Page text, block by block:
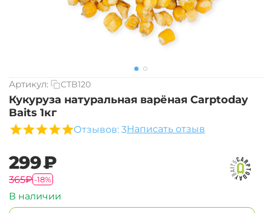
Артикул: CTB120
Кукуруза натуральная варёная Carptoday
Baits 1кг
Отзывов: 3Написать отзыв
‍299‍₽
‍365‍₽-18%
В наличии